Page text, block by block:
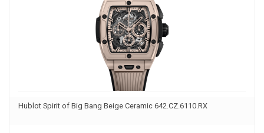
Hublot Spirit of Big Bang Beige Ceramic 642.CZ.6110.RX